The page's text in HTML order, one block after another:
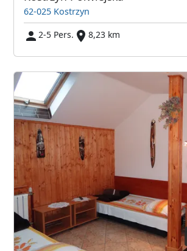
62-025 Kostrzyn
2-5 Pers.
8,23 km